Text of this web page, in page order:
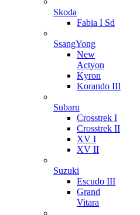
Skoda
Fabia I Sd
SsangYong
New
Actyon
Kyron
Korando III
Subaru
Crosstrek I
Crosstrek II
XV I
XV II
Suzuki
Escudo III
Grand
Vitara